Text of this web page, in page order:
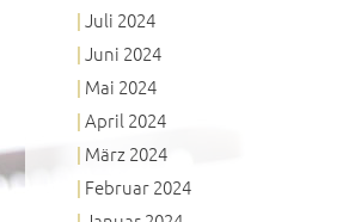
Juli 2024
Juni 2024
Mai 2024
April 2024
März 2024
Februar 2024